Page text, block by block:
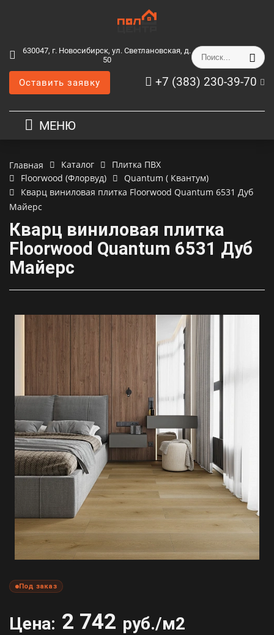
630047, г. Новосибирск, ул. Светлановская, д.
50
+7 (383) 230-39-70
Оставить заявку
МЕНЮ
Главная Каталог
Плитка ПВХ
Floorwood (Флорвуд)
Quantum ( Квантум)
Кварц виниловая плитка Floorwood Quantum 6531 Дуб
Майерс
Кварц виниловая плитка
Floorwood Quantum 6531 Дуб
Майерс
Под заказ
Цена: 2 742 руб./м2